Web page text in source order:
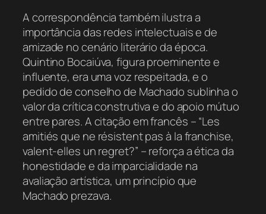
A correspondência também ilustra a
importância das redes intelectuais e de
amizade no cenário literário da época.
Quintino Bocaiúva, figura proeminente e
influente, era uma voz respeitada, e o
pedido de conselho de Machado sublinha o
valor da crítica construtiva e do apoio mútuo
entre pares. A citação em francês –“Les
amitiés que ne résistent pas à la franchise,
valent-elles un regret?” – reforça a ética da
honestidade e da imparcialidade na
avaliação artística, um princípio que
Machado prezava.